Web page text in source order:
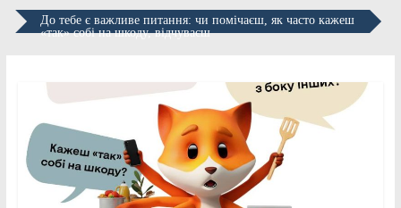
До тебе є важливе питання: чи помічаєш, як часто кажеш
«так» собі на шкоду, відчуваєш